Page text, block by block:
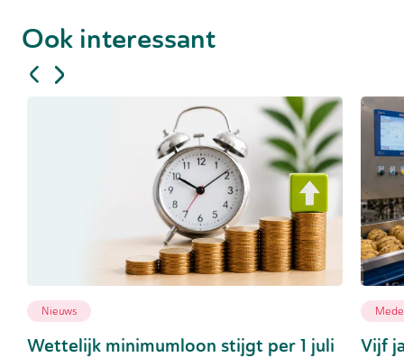
Ook interessant
Nieuws
Wettelijk minimumloon stijgt per 1 juli
Vijf